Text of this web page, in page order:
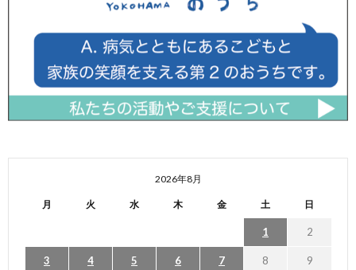
2026年8月
月 火 水 木 金 土 日
1 2
3 4 5 6 7 8 9